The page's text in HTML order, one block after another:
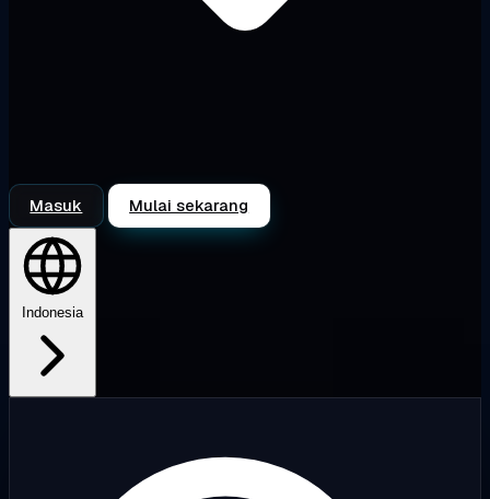
Masuk Mulai sekarang
Indonesia